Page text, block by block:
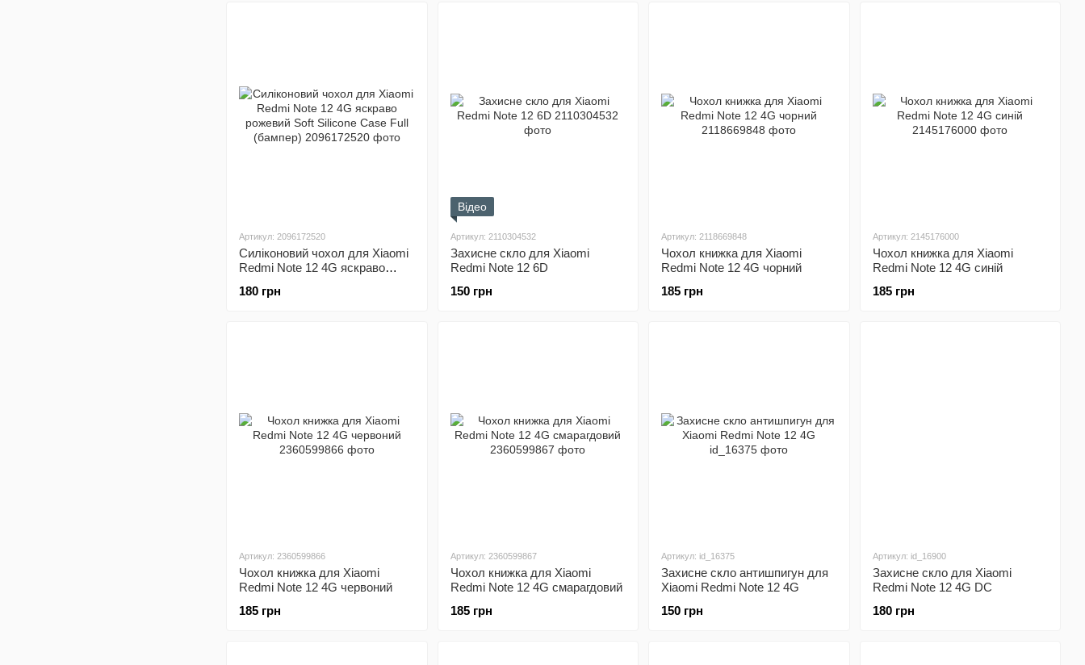
Артикул: 2096172520
Силіконовий чохол для Xiaomi
Redmi Note 12 4G яскраво
(бампер)
180 грн
Відео
Артикул: 2110304532
Захисне скло для Xiaomi
Redmi Note 12 6D
150 грн
Артикул: 2118669848
Чохол книжка для Xiaomi
Redmi Note 12 4G чорний
185 грн
Артикул: 2145176000
Чохол книжка для Xiaomi
Redmi Note 12 4G синій
185 грн
Артикул: 2360599866
Чохол книжка для Xiaomi
Redmi Note 12 4G червоний
185 грн
Артикул: 2360599867
Чохол книжка для Xiaomi
Redmi Note 12 4G смарагдовий
185 грн
Артикул: id_16375
Захисне скло антишпигун для
Xiaomi Redmi Note 12 4G
150 грн
Артикул: id_16900
Захисне скло для Xiaomi
Redmi Note 12 4G DC
180 грн